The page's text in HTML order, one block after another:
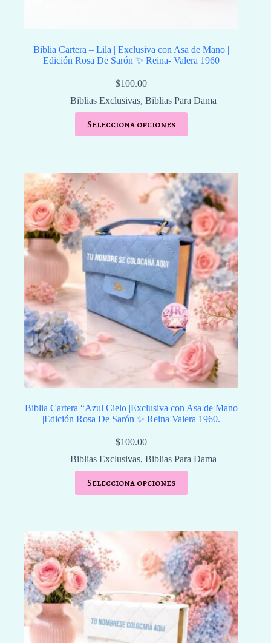
Biblia Cartera – Lila | Exclusiva con Asa de Mano |
Edición Rosa De Sarón ✨ Reina- Valera 1960
$100.00
Biblias Exclusivas,Biblias Para Dama
Selecciona opciones
Biblia Cartera “Azul Cielo |Exclusiva con Asa de Mano
|Edición Rosa De Sarón ✨️ Reina Valera 1960.
$100.00
Biblias Exclusivas,Biblias Para Dama
Selecciona opciones